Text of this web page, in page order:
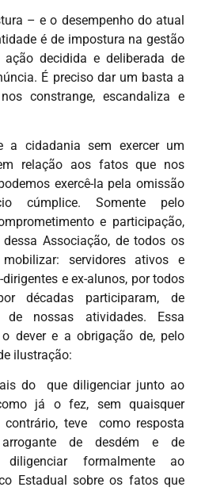
– e o desempenho do atual
é de impostura na gestão
decidida e deliberada de
É preciso dar um basta a
constrange, escandaliza e
a cidadania sem exercer um
relação aos fatos que nos
exercê-la pela omissão
cúmplice. Somente pelo
e participação,
Associação, de todos os
servidores ativos e
e ex-alunos, por todos
décadas participaram, de
nossas atividades. Essa
dever e a obrigação de, pelo
ilustração:
diligenciar junto ao
já o fez, sem quaisquer
contrário, teve como resposta
de desdém e de
diligenciar formalmente ao
Estadual sobre os fatos que